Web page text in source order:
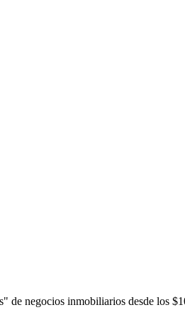
de negocios inmobiliarios desde los